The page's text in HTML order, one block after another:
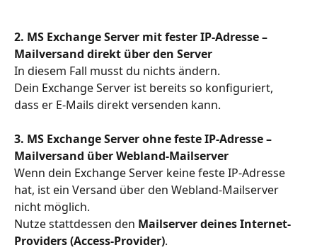
2. MS Exchange Server mit fester IP-Adresse –
Mailversand direkt über den Server
In diesem Fall musst du nichts ändern.
Dein Exchange Server ist bereits so konfiguriert,
dass er E-Mails direkt versenden kann.
3. MS Exchange Server ohne feste IP-Adresse –
Mailversand über Webland-Mailserver
Wenn dein Exchange Server keine feste IP-Adresse
hat, ist ein Versand über den Webland-Mailserver
nicht möglich.
Nutze stattdessen den Mailserver deines Internet-
Providers (Access-Provider).